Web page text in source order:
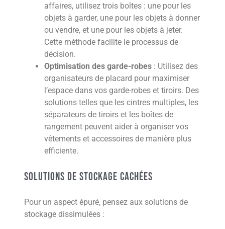
affaires, utilisez trois boîtes : une pour les
objets à garder, une pour les objets à donner
ou vendre, et une pour les objets à jeter.
Cette méthode facilite le processus de
décision.
Optimisation des garde-robes : Utilisez des
organisateurs de placard pour maximiser
l’espace dans vos garde-robes et tiroirs. Des
solutions telles que les cintres multiples, les
séparateurs de tiroirs et les boîtes de
rangement peuvent aider à organiser vos
vêtements et accessoires de manière plus
efficiente.
Solutions de stockage cachées
Pour un aspect épuré, pensez aux solutions de
stockage dissimulées :